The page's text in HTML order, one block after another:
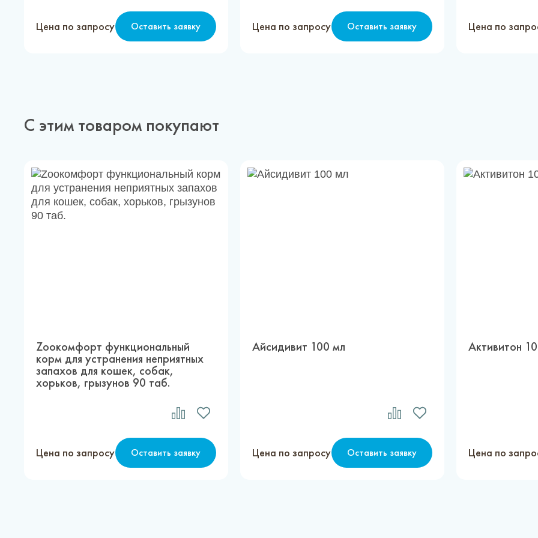
Цена по запросу Оставить заявку Цена по запросу Оставить заявку Цена по
С этим товаром покупают
Zоокомфорт функциональный
корм для устранения неприятных
запахов для кошек, собак,
хорьков, грызунов 90 таб.
Цена по запросу Оставить заявку
Айсидивит 100 мл
Цена по запросу Оставить заявку
Активитон
Цена по